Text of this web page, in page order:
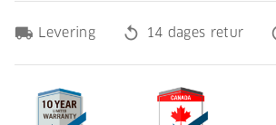
local_shipping Levering replay 14 dages retur